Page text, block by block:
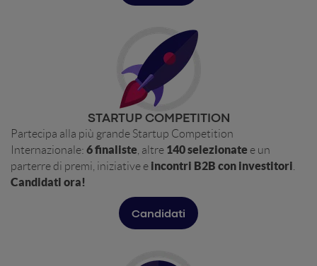
STARTUP COMPETITION
Partecipa alla più grande Startup Competition
Internazionale: 6 finaliste , altre 140 selezionate e un
parterre di premi, iniziative e incontri B2B con investitori
Candidati ora!
Candidati